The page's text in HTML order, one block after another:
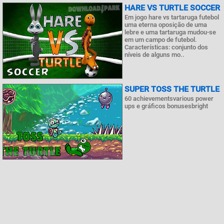
HARE VS TURTLE SOCCER
Em jogo hare vs tartaruga futebol
uma eterna oposição de uma
lebre e uma tartaruga mudou-se
em um campo de futebol.
Características: conjunto dos
níveis de alguns mo..
SUРER TOSS THE TURTLE
60 achievementsvarious power
ups e gráficos bonusesbright